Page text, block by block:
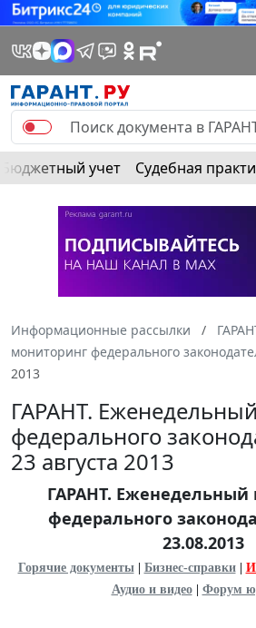
Бюджетный учет Судебная
Информационные рассылки
мониторинг федерального
2013
ГАРАНТ.
федерального
23 августа 2013
ГАРАНТ. Еженедельный
федерального
23.08.2013
Горячие документы| Бизнес-справки|
Аудио и видео| Форум